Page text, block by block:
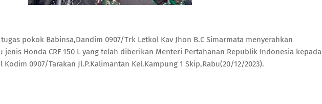
pokok Babinsa,Dandim 0907/Trk Letkol Kav Jhon B.C Simarmata menyerahkan
Honda CRF 150 L yang telah diberikan Menteri Pertahanan Republik Indonesia kepada
0907/Tarakan Jl.P.Kalimantan Kel.Kampung 1 Skip,Rabu(20/12/2023).